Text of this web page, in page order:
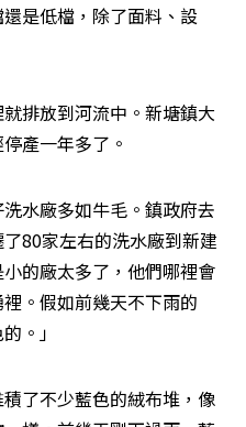
是低檔，除了面料、設
排放到河流中。新塘鎮大
產一年多了。
水廠多如牛毛。鎮政府去
80家左右的洗水廠到新建
的廠太多了，他們哪裡會
。假如前幾天不下雨的
。」
了不少藍色的絨布堆，像